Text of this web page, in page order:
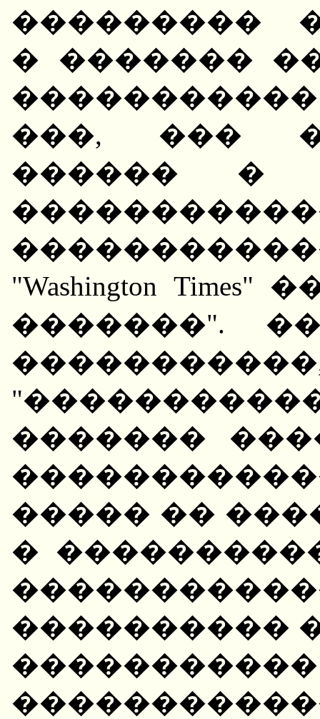
���������
� �������
���, ���
������ �
"Washington
�������".
�������
����� ��
�
����������